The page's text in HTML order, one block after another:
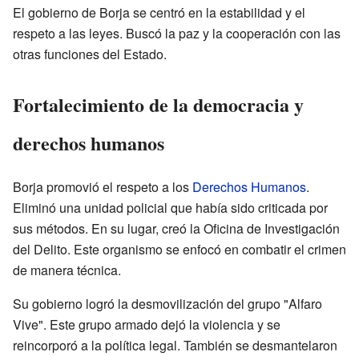
El gobierno de Borja se centró en la estabilidad y el
respeto a las leyes. Buscó la paz y la cooperación con las
otras funciones del Estado.
Fortalecimiento de la democracia y
derechos humanos
Borja promovió el respeto a los Derechos Humanos.
Eliminó una unidad policial que había sido criticada por
sus métodos. En su lugar, creó la Oficina de Investigación
del Delito. Este organismo se enfocó en combatir el crimen
de manera técnica.
Su gobierno logró la desmovilización del grupo "Alfaro
Vive". Este grupo armado dejó la violencia y se
reincorporó a la política legal. También se desmantelaron